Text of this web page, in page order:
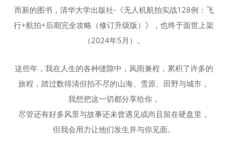
而新的图书，清华大学出版社-《无人机航拍实战128例：飞
行+航拍+后期完全攻略（修订升级版）》，也终于面世上架
（2024年5月）。
这些年，我在人生的各种缝隙中，风雨兼程，累积了许多的
旅程，踏过数得清但拍不尽的山海、雪原、田野与城市，
我想把这一切都分享给你，
尽管还有好多风景与故事还未曾遇见或尚且留在硬盘里，
但我会用力让他们发生并与你见面。